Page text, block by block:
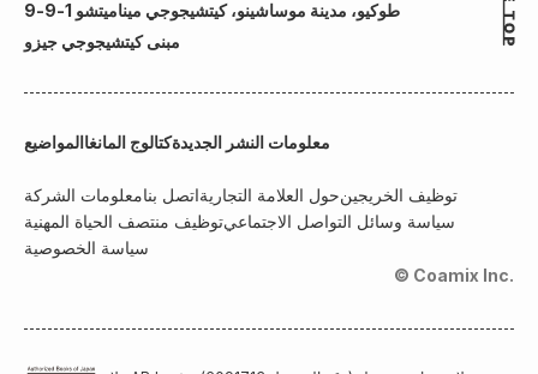
طوكيو، مدينة موساشينو، كيتشيجوجي ميناميتشو 1-9-9
مبنى كيتشيجوجي جيزو
المواضيعكتالوج المانغامعلومات النشر الجديدة
معلومات الشركةاتصل بناحول العلامة التجاريةتوظيف الخريجين
توظيف منتصف الحياة المهنيةسياسة وسائل التواصل الاجتماعي
سياسة الخصوصية
© Coamix Inc.